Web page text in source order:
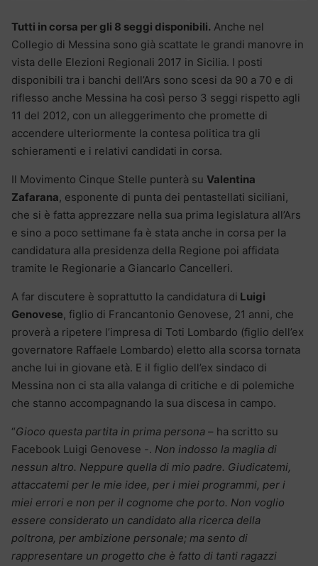
Tutti in corsa per gli 8 seggi disponibili. Anche nel
Collegio di Messina sono già scattate le grandi manovre in
vista delle Elezioni Regionali 2017 in Sicilia. I posti
disponibili tra i banchi dell’Ars sono scesi da 90 a 70 e di
riflesso anche Messina ha così perso 3 seggi rispetto agli
11 del 2012, con un alleggerimento che promette di
accendere ulteriormente la contesa politica tra gli
schieramenti e i relativi candidati in corsa.
Il Movimento Cinque Stelle punterà su Valentina
Zafarana, esponente di punta dei pentastellati siciliani,
che si è fatta apprezzare nella sua prima legislatura all’Ars
e sino a poco settimane fa è stata anche in corsa per la
candidatura alla presidenza della Regione poi affidata
tramite le Regionarie a Giancarlo Cancelleri.
A far discutere è soprattutto la candidatura di Luigi
Genovese, figlio di Francantonio Genovese, 21 anni, che
proverà a ripetere l’impresa di Toti Lombardo (figlio dell’ex
governatore Raffaele Lombardo) eletto alla scorsa tornata
anche lui in giovane età. E il figlio dell’ex sindaco di
Messina non ci sta alla valanga di critiche e di polemiche
che stanno accompagnando la sua discesa in campo.
“Gioco questa partita in prima persona – ha scritto su
Facebook Luigi Genovese -. Non indosso la maglia di
nessun altro. Neppure quella di mio padre. Giudicatemi,
attaccatemi per le mie idee, per i miei programmi, per i
miei errori e non per il cognome che porto. Non voglio
essere considerato un candidato alla ricerca della
poltrona, per ambizione personale; ma sento di
rappresentare un progetto che è fatto di tanti ragazzi